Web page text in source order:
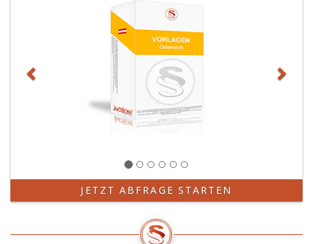
JETZT ABFRAGE STARTEN